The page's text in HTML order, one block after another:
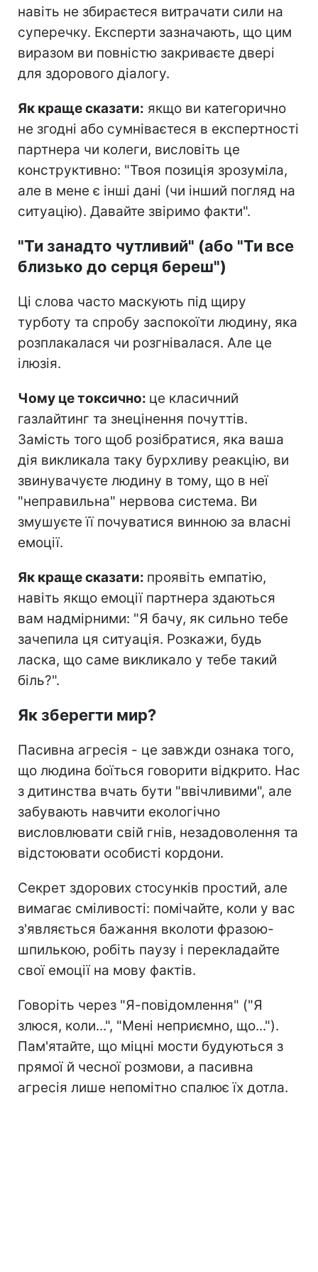
навіть не збираєтеся витрачати сили на
суперечку. Експерти зазначають, що цим
виразом ви повністю закриваєте двері
для здорового діалогу.
Як краще сказати: якщо ви категорично
не згодні або сумніваєтеся в експертності
партнера чи колеги, висловіть це
конструктивно: "Твоя позиція зрозуміла,
але в мене є інші дані (чи інший погляд на
ситуацію). Давайте звіримо факти".
"Ти занадто чутливий" (або "Ти все
близько до серця береш")
Ці слова часто маскують під щиру
турботу та спробу заспокоїти людину, яка
розплакалася чи розгнівалася. Але це
ілюзія.
Чому це токсично: це класичний
газлайтинг та знецінення почуттів.
Замість того щоб розібратися, яка ваша
дія викликала таку бурхливу реакцію, ви
звинувачуєте людину в тому, що в неї
"неправильна" нервова система. Ви
змушуєте її почуватися винною за власні
емоції.
Як краще сказати: проявіть емпатію,
навіть якщо емоції партнера здаються
вам надмірними: "Я бачу, як сильно тебе
зачепила ця ситуація. Розкажи, будь
ласка, що саме викликало у тебе такий
біль?".
Як зберегти мир?
Пасивна агресія - це завжди ознака того,
що людина боїться говорити відкрито. Нас
з дитинства вчать бути "ввічливими", але
забувають навчити екологічно
висловлювати свій гнів, незадоволення та
відстоювати особисті кордони.
Секрет здорових стосунків простий, але
вимагає сміливості: помічайте, коли у вас
з'являється бажання вколоти фразою-
шпилькою, робіть паузу і перекладайте
свої емоції на мову фактів.
Говоріть через "Я-повідомлення" ("Я
злюся, коли...", "Мені неприємно, що...").
Пам'ятайте, що міцні мости будуються з
прямої й чесної розмови, а пасивна
агресія лише непомітно спалює їх дотла.